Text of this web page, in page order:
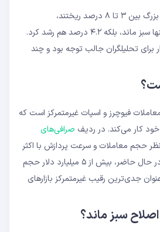
در روزی که اکثر رمزارزهای بزرگ بین ۳ تا ۸ درصد ریختند،
هایپرلیکویید (HYPE) نه‌تنها سبز ماند، بلکه ۴.۲ درصد هم رشد کرد.
برای تحلیلگران جالب توجه بود و چند
فیوچرز و اسپات غیرمتمرکز است که
کار می‌کند. در ردیف صرافی‌های
نظر حجم معاملات و سرعت پردازش با اکثر
رقبا قابل مقایسه نیست. در حال حاضر، بیش از ۵ میلیارد دلار حجم
جدی‌ترین رقیب غیرمتمرکز بازارهای